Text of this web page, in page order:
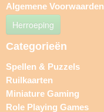
Algemene Voorwaarden
Herroeping
Categorieën
Spellen & Puzzels
Ruilkaarten
Miniature Gaming
Role Playing Games